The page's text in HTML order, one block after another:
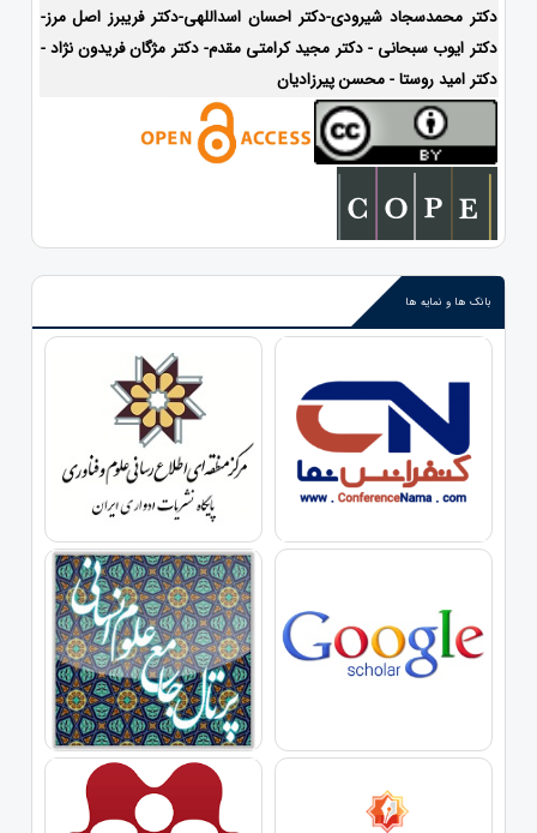
دکتر محمدسجاد شیرودی-دکتر احسان اسداللهی-دکتر فریبرز اصل مرز-
دکتر ایوب سبحانی - دکتر مجید کرامتی مقدم- دکتر مژگان فریدون نژاد -
دکتر امید روستا - محسن پیرزادیان
بانک ها و نمایه ها